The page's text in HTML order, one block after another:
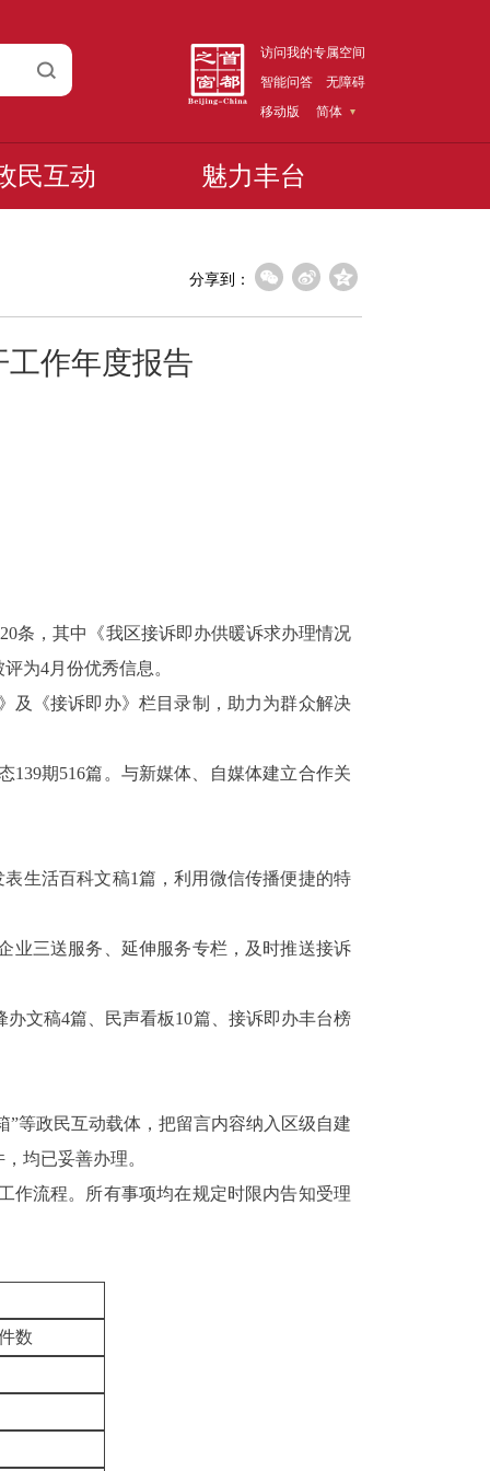
访问我的专属空间
智能问答
无障碍
移动版
简体
民互动 魅力丰台
分享到：
工作年度报告
20条 ，其中《我区接诉即办供暖诉求办理情况
为4月份优秀信息。
及《接诉即办》栏目录制，助力为群众解决
139期516篇。与新媒体、自媒体建立合作关
生活百科文稿1篇，利用微信传播便捷的特
业三送服务、延伸服务专栏，及时推送接诉
办文稿4篇、民声看板10篇、接诉即办丰台榜
”等政民互动载体，把留言内容纳入区级自建
均已妥善办理。
作流程。所有事项均在规定时限内告知受理
数